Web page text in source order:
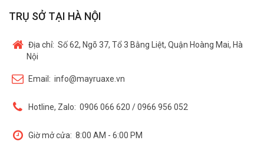
TRỤ SỞ TẠI HÀ NỘI
Địa chỉ: Số 62, Ngõ 37, Tổ 3 Bằng Liệt, Quận Hoàng Mai, Hà
Nội
Email: info@mayruaxe.vn
Hotline, Zalo: 0906 066 620 / 0966 956 052
Giờ mở cửa: 8:00 AM - 6:00 PM